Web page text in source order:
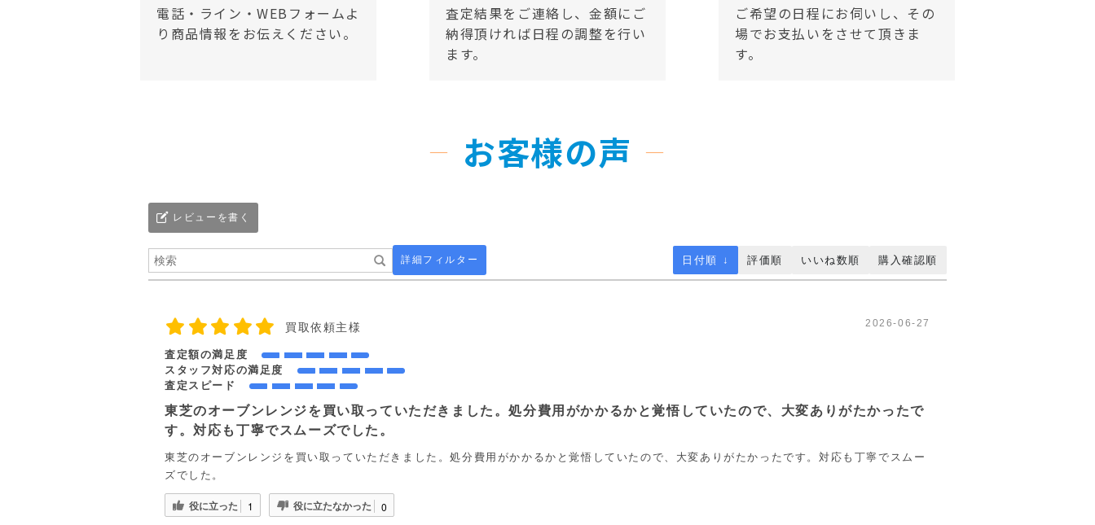
電話・ライン・WEBフォームよ
り商品情報をお伝えください。
査定結果をご連絡し、金額にご
納得頂ければ日程の調整を行い
ます。
ご希望の日程にお伺いし、その
場でお支払いをさせて頂きま
す。
お客様の声
レビューを書く
詳細フィルター 日付順 ↓ 評価順 いいね数順 購入確認順
買取依頼主様 2026-06-27
査定額の満足度
スタッフ対応の満足度
査定スピード
東芝のオーブンレンジを買い取っていただきました。処分費用がかかるかと覚悟していたので、大変ありがたかったで
す。対応も丁寧でスムーズでした。
東芝のオーブンレンジを買い取っていただきました。処分費用がかかるかと覚悟していたので、大変ありがたかったです。対応も丁寧でスムー
ズでした。
役に立った 1 役に立たなかった 0